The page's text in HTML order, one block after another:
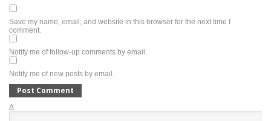
Save my name, email, and website in this browser for the next time I
comment.
Notify me of follow-up comments by email.
Notify me of new posts by email.
Δ